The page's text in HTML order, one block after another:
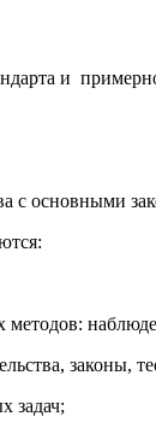
и
с основными
законы,
задач;